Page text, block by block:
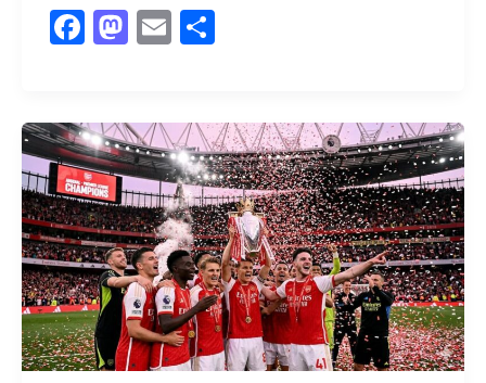
F
e
b
o
o
k
M
o
d
o
n
E
l
C
p
ar
tir